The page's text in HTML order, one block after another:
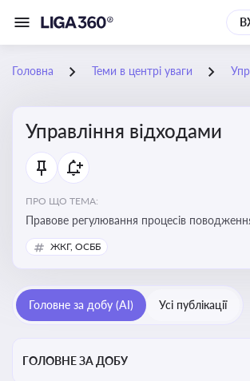
Головна Теми в центрі уваги
Управління відходами
ПРО ЩО ТЕМА:
Правове регулювання процесів
відходами, включаючи їх збирання,
утилізацію, дотримання екологічних вимог
ЖКГ, ОСББ
Головне за добу (AI) Усі публікації
ГОЛОВНЕ ЗА ДОБУ